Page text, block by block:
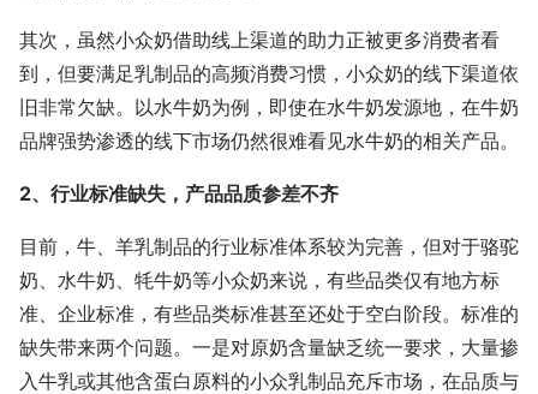
其次，虽然小众奶借助线上渠道的助力正被更多消费者看
到，但要满足乳制品的高频消费习惯，小众奶的线下渠道依
旧非常欠缺。以水牛奶为例，即使在水牛奶发源地，在牛奶
品牌强势渗透的线下市场仍然很难看见水牛奶的相关产品。
2、行业标准缺失，产品品质参差不齐
目前，牛、羊乳制品的行业标准体系较为完善，但对于骆驼
奶、水牛奶、牦牛奶等小众奶来说，有些品类仅有地方标
准、企业标准，有些品类标准甚至还处于空白阶段。标准的
缺失带来两个问题。一是对原奶含量缺乏统一要求，大量掺
入牛乳或其他含蛋白原料的小众乳制品充斥市场，在品质与